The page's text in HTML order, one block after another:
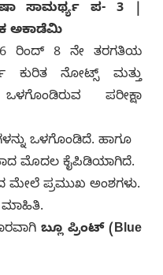
ಸಾಮರ್ಥ್ಯ ಪ- 3 |
ಅಕಾಡೆಮಿ
6 ರಿಂದ್ 8 ನೇ ತರಗತಿಯ
ಕುರಿತ ನೋಟ್ಸ್ ಮತ್ತು
ಪರೀಕ್ಷಾ
ಒಳಗೊಂಡಿದೆ. ಹಾಗೂ
ಮೊದಲ ಕೈಪಿಡಿಯಾಗಿದೆ.
ಮೇಲೆ ಪ್ರಮುಖ ಅಂಶಗಳು.
ಮಾಹಿತಿ.
ಬ್ಲೂ ಪ್ರಿಂಟ್ (Blue